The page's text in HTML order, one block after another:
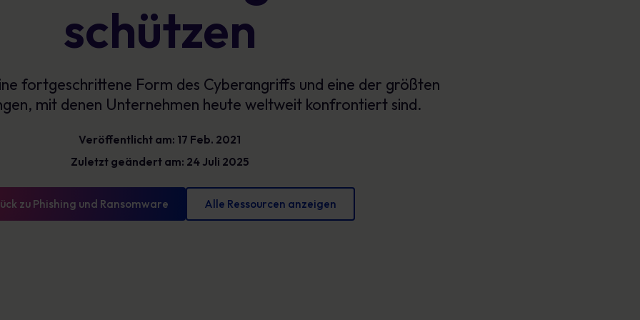
reduzieren und messbare Fortschritte
vorweisen können
Definitionen zur Cybersicherheit, die Sie kennen
sollten
schützen
fortgeschrittene Form des Cyberangriffs und eine der größten
mit denen Unternehmen heute weltweit konfrontiert sind.
Veröffentlicht am: 17 Feb. 2021
Zuletzt geändert am: 24 Juli 2025
zu Phishing und Ransomware Alle Ressourcen anzeigen